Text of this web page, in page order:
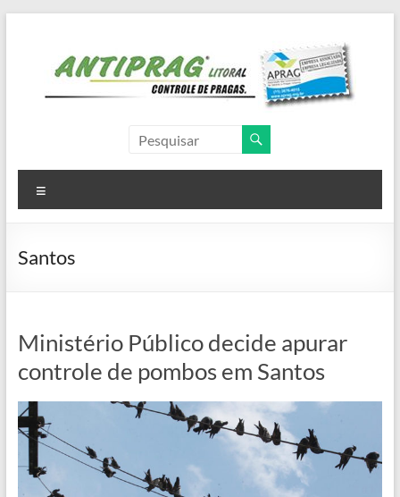
conteúdo
Litoral
Controle
Pragas,
desinsetização,
desratização
Santos
Ministério Público decide apurar
controle de pombos em Santos